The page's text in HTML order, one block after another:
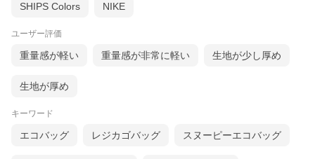
SHIPS Colors NIKE
ユーザー評価
重量感が軽い 重量感が非常に軽い 生地が少し厚め
生地が厚め
キーワード
エコバッグ レジカゴバッグ スヌーピーエコバッグ